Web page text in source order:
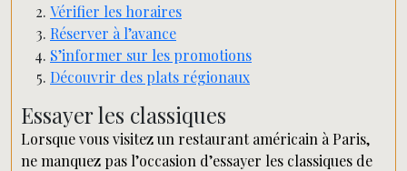
Vérifier les horaires
Réserver à l’avance
S’informer sur les promotions
Découvrir des plats régionaux
Essayer les classiques
Lorsque vous visitez un restaurant américain à Paris,
ne manquez pas l’occasion d’essayer les classiques de